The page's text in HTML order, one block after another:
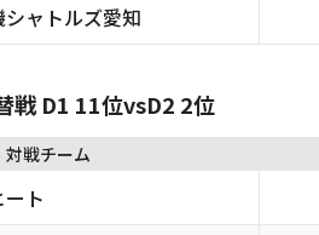
ャトルズ愛知
戦 D1 11位vsD2 2位
対戦チーム
ト